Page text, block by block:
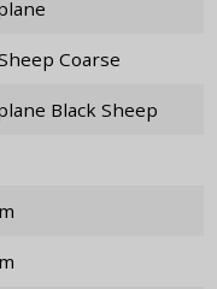
Sheep Coarse
Black Sheep